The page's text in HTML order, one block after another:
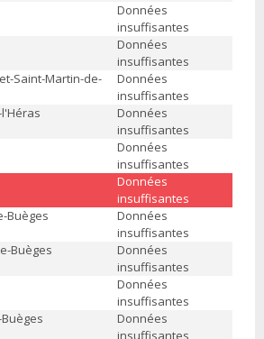
Données
insuffisantes
Données
insuffisantes
Saint-Martin-de-
Données
insuffisantes
Données
insuffisantes
Données
insuffisantes
Données
insuffisantes
Buèges
Données
insuffisantes
Buèges
Données
insuffisantes
Données
insuffisantes
Données
insuffisantes